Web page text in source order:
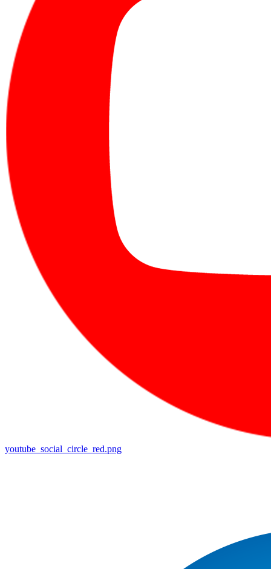
youtube_social_circle_red.png